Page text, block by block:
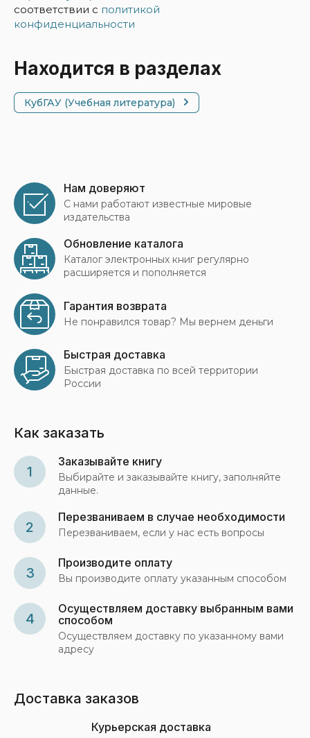
соответствии с политикой
конфиденциальности
Находится в разделах
КубГАУ (Учебная литература)
Нам доверяют
С нами работают известные мировые
издательства
Обновление каталога
Каталог электронных книг регулярно
расширяется и пополняется
Гарантия возврата
Не понравился товар? Мы вернем деньги
Быстрая доставка
Быстрая доставка по всей территории
России
Как заказать
1
Заказывайте книгу
Выбирайте и заказывайте книгу, заполняйте
данные.
2
Перезваниваем в случае необходимости
Перезваниваем, если у нас есть вопросы
3
Производите оплату
Вы производите оплату указанным способом
4
Осуществляем доставку выбранным вами
способом
Осуществляем доставку по указанному вами
адресу
Доставка заказов
Курьерская доставка